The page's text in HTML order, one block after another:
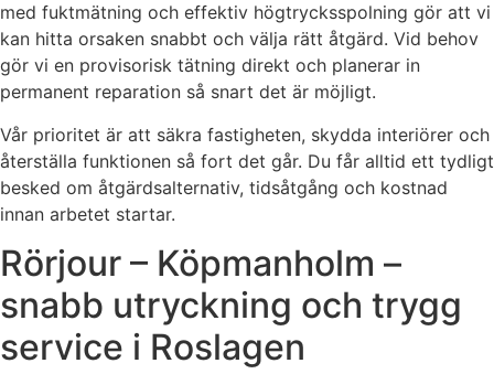
med fuktmätning och effektiv högtrycksspolning gör att vi
kan hitta orsaken snabbt och välja rätt åtgärd. Vid behov
gör vi en provisorisk tätning direkt och planerar in
permanent reparation så snart det är möjligt.
Vår prioritet är att säkra fastigheten, skydda interiörer och
återställa funktionen så fort det går. Du får alltid ett tydligt
besked om åtgärdsalternativ, tidsåtgång och kostnad
innan arbetet startar.
Rörjour – Köpmanholm –
snabb utryckning och trygg
service i Roslagen